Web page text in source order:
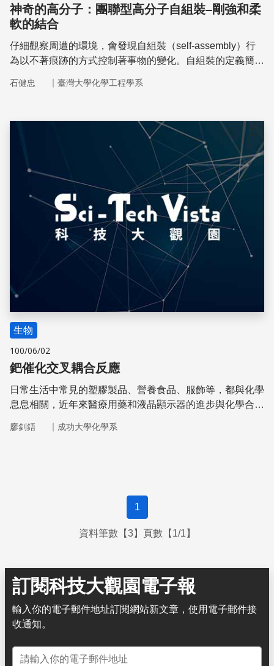
神奇的高分子：團聯型高分子自組裝–剛強和柔
軟的結合
仔細觀察周遭的環境，會發現自組裝（self-assembly）行
為以不著痕跡的方式控制著事物的變化。自組裝的定義簡單
構的現象。
石健忠 ｜ 臺灣大學化學工程學系
儲存
生物
100/06/02
鈀催化交叉耦合反應
日常生活中常見的塑膠製品、營養食品、服飾等，都與化學
息息相關，近年來醫療用藥和液晶顯示器的進步與化學合成
了3位化學家所發展鈀催化交叉耦合反應。
廖釗鋙 ｜ 成功大學化學系
1
資料筆數【3】頁數【1/1】
訂閱科技大觀園電子報
輸入你的電子郵件地址訂閱網站新文章，使用電子郵件接
收通知。
電子郵件地址